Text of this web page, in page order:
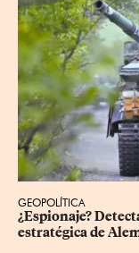
GEOPOLÍTICA
¿Espionaje?
estratégica de